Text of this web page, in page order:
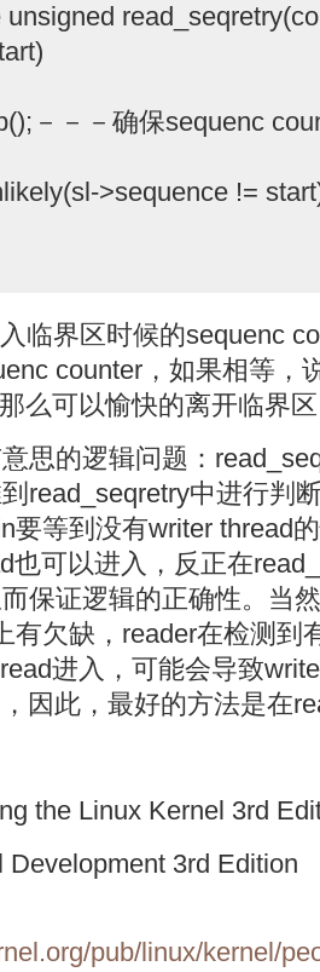
－－－确保sequenc
>sequence !=
临界区时候的sequenc
counter，如果相等，
么可以愉快的离开临界
思的逻辑问题：
read_seqretry中进行判
要等到没有writer thread
也可以进入，反正在
保证逻辑的正确性。当
有欠缺，reader在检测到
进入，可能会导致
，因此，最好的方法是在
the Linux Kernel 3rd
Development 3rd Edition
pub/linux/kernel/